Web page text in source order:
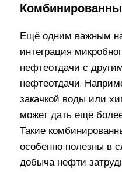
Ещё одним важным
интеграция
нефтеотдачи с
нефтеотдачи.
закачкой воды или
может дать ещё
Такие
особенно полезны в
добыча нефти